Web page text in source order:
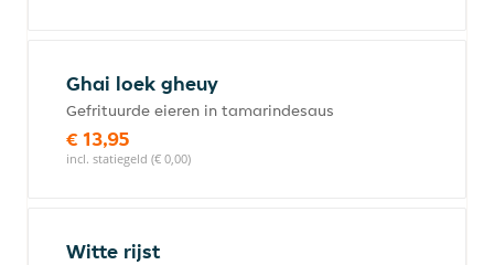
Ghai loek gheuy
Gefrituurde eieren in tamarindesaus
€ 13,95
incl. statiegeld (€ 0,00)
Witte rijst